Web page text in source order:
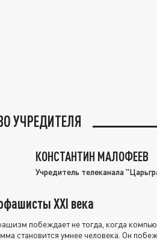
УЧРЕДИТЕЛЯ
КОНСТАНТИН МАЛОФЕЕВ
Учредитель телеканала
XXI века
побеждает не тогда, когда
становится умнее человека. Он